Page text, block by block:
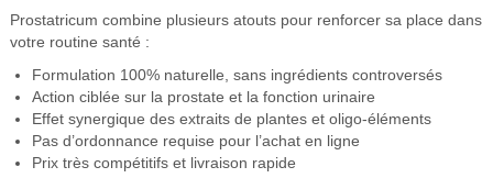
Prostatricum combine plusieurs atouts pour renforcer sa place dans
votre routine santé :
Formulation 100% naturelle, sans ingrédients controversés
Action ciblée sur la prostate et la fonction urinaire
Effet synergique des extraits de plantes et oligo-éléments
Pas d’ordonnance requise pour l’achat en ligne
Prix très compétitifs et livraison rapide